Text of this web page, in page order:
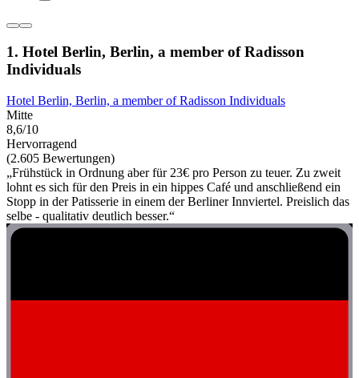
1. Hotel Berlin, Berlin, a member of Radisson
Individuals
Hotel Berlin, Berlin, a member of Radisson Individuals
Mitte
8,6/10
Hervorragend
(2.605 Bewertungen)
„Frühstück in Ordnung aber für 23€ pro Person zu teuer. Zu zweit
lohnt es sich für den Preis in ein hippes Café und anschließend ein
Stopp in der Patisserie in einem der Berliner Innviertel. Preislich das
selbe - qualitativ deutlich besser.“